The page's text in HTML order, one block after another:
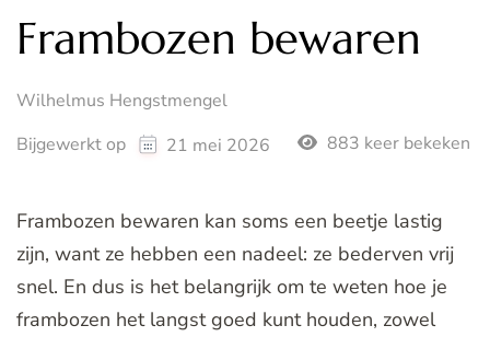
Frambozen bewaren
Wilhelmus Hengstmengel
Bijgewerkt op
21 mei 2026 883 keer bekeken
Frambozen bewaren kan soms een beetje lastig
zijn, want ze hebben een nadeel: ze bederven vrij
snel. En dus is het belangrijk om te weten hoe je
frambozen het langst goed kunt houden, zowel